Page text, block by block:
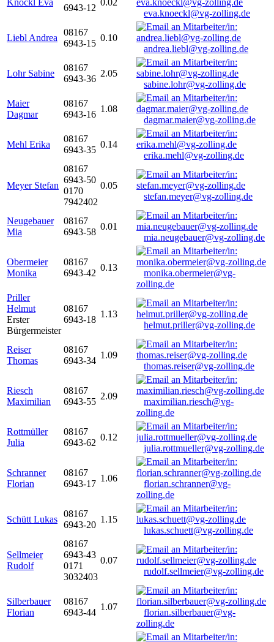
Knöckl Eva
6943-12
0.02
eva.knoeckl@vg-zolling.de
Liebl Andrea
08167
6943-15
0.10
andrea.liebl@vg-zolling.de
Lohr Sabine
08167
6943-36
2.05
sabine.lohr@vg-zolling.de
Maier
Dagmar
08167
6943-16
1.08
dagmar.maier@vg-zolling.de
Mehl Erika
08167
6943-35
0.14
erika.mehl@vg-zolling.de
Meyer Stefan
08167
6943-50
0170
7942402
0.05
stefan.meyer@vg-zolling.de
Neugebauer
Mia
08167
6943-58
0.01
mia.neugebauer@vg-zolling.de
Obermeier
Monika
08167
6943-42
0.13
monika.obermeier@vg-
zolling.de
Priller
Helmut
Erster
Bürgermeister
08167
6943-18
1.13
helmut.priller@vg-zolling.de
Reiser
Thomas
08167
6943-34
1.09
thomas.reiser@vg-zolling.de
Riesch
Maximilian
08167
6943-55
2.09
maximilian.riesch@vg-
zolling.de
Rottmüller
Julia
08167
6943-62
0.12
julia.rottmueller@vg-zolling.de
Schranner
Florian
08167
6943-17
1.06
florian.schranner@vg-
zolling.de
Schütt Lukas
08167
6943-20
1.15
lukas.schuett@vg-zolling.de
Sellmeier
Rudolf
08167
6943-43
0171
3032403
0.07
rudolf.sellmeier@vg-zolling.de
Silberbauer
Florian
08167
6943-44
1.07
florian.silberbauer@vg-
zolling.de